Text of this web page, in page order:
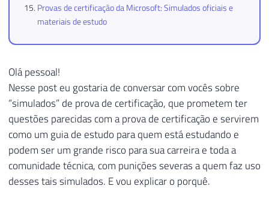
Provas de certificação da Microsoft: Simulados oficiais e
materiais de estudo
Olá pessoal!
Nesse post eu gostaria de conversar com vocês sobre
“simulados” de prova de certificação, que prometem ter
questões parecidas com a prova de certificação e servirem
como um guia de estudo para quem está estudando e
podem ser um grande risco para sua carreira e toda a
comunidade técnica, com punições severas a quem faz uso
desses tais simulados. E vou explicar o porquê.